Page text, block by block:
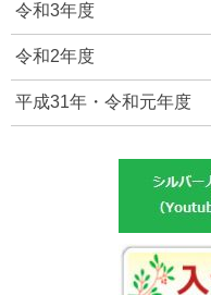
令和3年度
令和2年度
平成31年・令和元年度